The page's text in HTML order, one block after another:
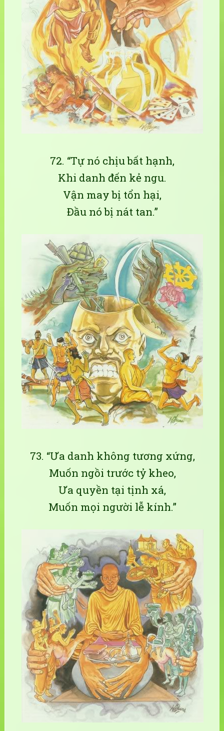
72. “Tự nó chịu bất hạnh,
Khi danh đến kẻ ngu.
Vận may bị tổn hại,
Ðầu nó bị nát tan.”
73. “Ưa danh không tương xứng,
Muốn ngồi trước tỷ kheo,
Ưa quyền tại tịnh xá,
Muốn mọi người lễ kính.”